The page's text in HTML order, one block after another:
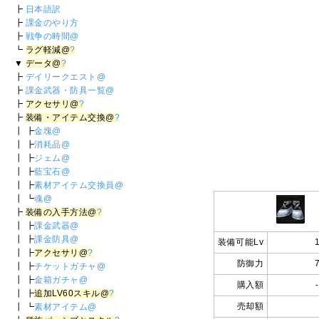
装備可能Lv
防御力
購入額 -
売却額
┣ 日本語訳
┣ 課金のやり方
┣ 戦争の時間@
┗ ラグ軽減@?
▼ データ@?
┣ デイリークエスト@
┣ 課金武器・防具一覧@
┣ アクセサリ@?
┣ 装備・アイテム交換@?
┃ ┣金塊@
┃ ┣消耗品@
┃ ┣ジェム@
┃ ┣藍宝石@
┃ ┣素材アイテム交換員@
┃ ┗魂@
┣ 装備の入手方法@?
┃ ┣課金武器@
┃ ┣課金防具@
┃ ┣アクセサリ@?
┃ ┣チケットガチャ@
┃ ┣金箱ガチャ@
┃ ┣追加LV60スキル@?
┃ ┗素材アイテム@